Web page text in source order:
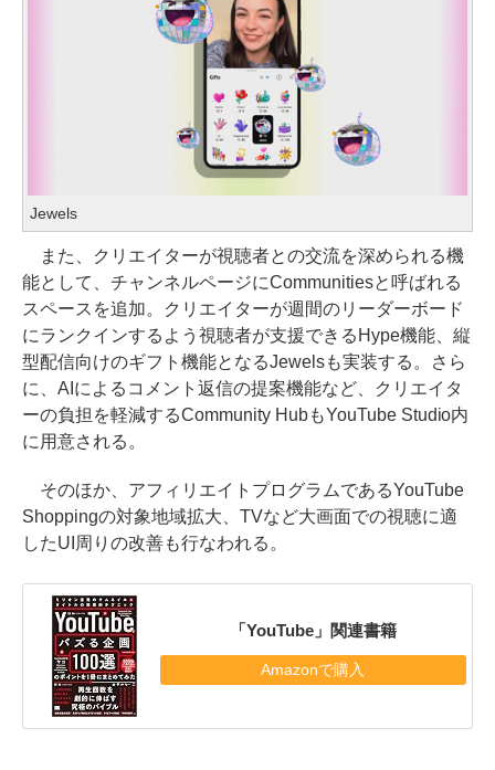
Jewels
また、クリエイターが視聴者との交流を深められる機
能として、チャンネルページにCommunitiesと呼ばれる
スペースを追加。クリエイターが週間のリーダーボード
にランクインするよう視聴者が支援できるHype機能、縦
型配信向けのギフト機能となるJewelsも実装する。さら
に、AIによるコメント返信の提案機能など、クリエイタ
ーの負担を軽減するCommunity HubもYouTube Studio内
に用意される。
そのほか、アフィリエイトプログラムであるYouTube
Shoppingの対象地域拡大、TVなど大画面での視聴に適
したUI周りの改善も行なわれる。
「YouTube」関連書籍
Amazonで購入